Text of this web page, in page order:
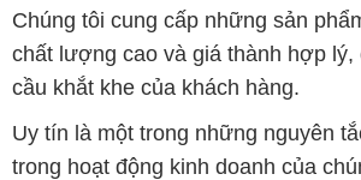
Chúng tôi cung cấp những sản
chất lượng cao và giá thành hợp lý,
cầu khắt khe của khách hàng.
Uy tín là một trong những nguyên
trong hoạt động kinh doanh của